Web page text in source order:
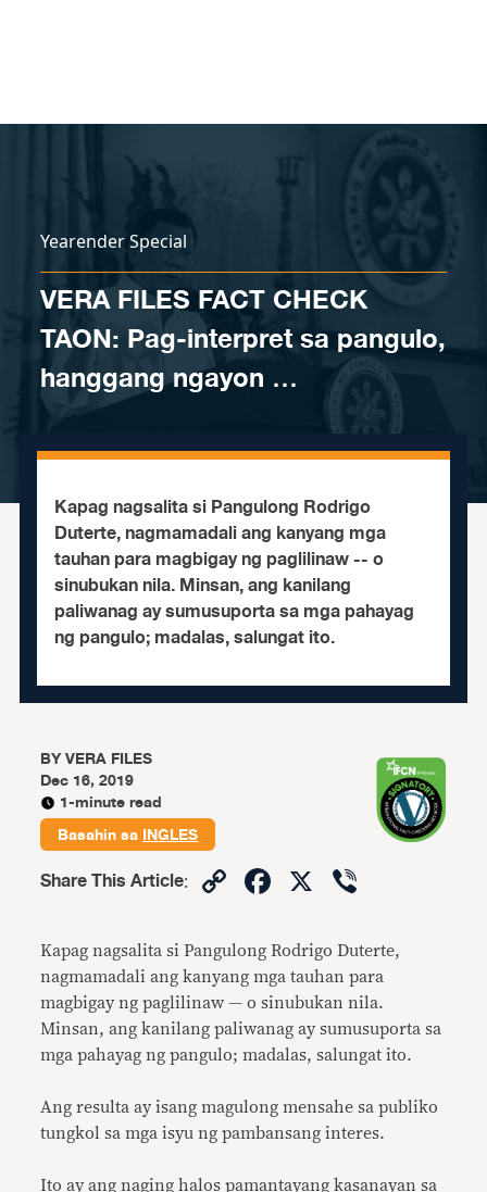
Yearender Special
VERA FILES FACT CHECK
TAON: Pag-interpret sa pangulo,
hanggang ngayon …
Kapag nagsalita si Pangulong Rodrigo
Duterte, nagmamadali ang kanyang mga
tauhan para magbigay ng paglilinaw -- o
sinubukan nila. Minsan, ang kanilang
paliwanag ay sumusuporta sa mga pahayag
ng pangulo; madalas, salungat ito.
BYVERA FILES
Dec 16, 2019
1-minute read
Basahin saINGLES
Share This Article: CopyFacebook
X
Kapag nagsalita si Pangulong Rodrigo Duterte,
nagmamadali ang kanyang mga tauhan para
magbigay ng paglilinaw — o sinubukan nila.
Minsan, ang kanilang paliwanag ay sumusuporta sa
mga pahayag ng pangulo; madalas, salungat ito.
Ang resulta ay isang magulong mensahe sa publiko
tungkol sa mga isyu ng pambansang interes.
Ito ay ang naging halos pamantayang kasanayan sa